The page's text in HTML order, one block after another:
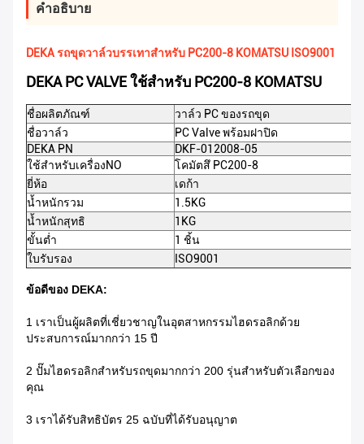
คําอธิบาย
DEKA รถขุดวาล์วบรรเทาสำหรับ PC200-8 KOMATSU ISO9001
DEKA PC VALVE ใช้สำหรับ PC200-8 KOMATSU
ชื่อผลิตภัณฑ์
วาล์ว PC ของรถขุด
ชื่อวาล์ว
PC Valve พร้อมฝาปิด
DEKA PN
DKF-012008-05
ใช้สำหรับเครื่องNO
โคมัตสึ PC200-8
ยี่ห้อ
เดก้า
น้ำหนักรวม
1.5KG
น้ำหนักสุทธิ
1KG
ขั้นต่ำ
1 ชิ้น
ใบรับรอง
ISO9001
ข้อดีของ DEKA:
1 เราเป็นผู้ผลิตที่เชี่ยวชาญในอุตสาหกรรมไฮดรอลิกด้วย
ประสบการณ์มากกว่า 15 ปี
2 ปั๊มไฮดรอลิกสำหรับรถขุดมากกว่า 200 รุ่นสำหรับตัวเลือกของ
คุณ
3 เราได้รับสิทธิบัตร 25 ฉบับที่ได้รับอนุญาต